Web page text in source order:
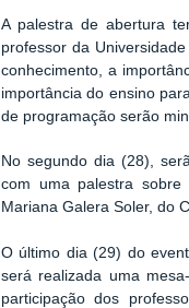
A palestra de abertura
professor da
conhecimento, a
importância do ensino
de programação serão
No segundo dia (28),
com uma palestra sobre
Mariana Galera Soler, do
O último dia (29) do
será realizada uma
participação dos